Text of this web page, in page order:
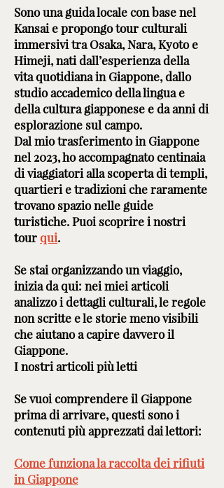
Sono una guida locale con base nel
Kansai e propongo tour culturali
immersivi tra Osaka, Nara, Kyoto e
Himeji, nati dall’esperienza della
vita quotidiana in Giappone, dallo
studio accademico della lingua e
della cultura giapponese e da anni di
esplorazione sul campo.
Dal mio trasferimento in Giappone
nel 2023, ho accompagnato centinaia
di viaggiatori alla scoperta di templi,
quartieri e tradizioni che raramente
trovano spazio nelle guide
turistiche. Puoi scoprire i nostri
tourqui.
Se stai organizzando un viaggio,
inizia da qui: nei miei articoli
analizzo i dettagli culturali, le regole
non scritte e le storie meno visibili
che aiutano a capire davvero il
Giappone.
I nostri articoli più letti
Se vuoi comprendere il Giappone
prima di arrivare, questi sono i
contenuti più apprezzati dai lettori:
Come funziona la raccolta dei rifiuti
in Giappone